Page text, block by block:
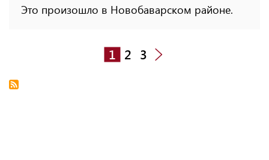
Это произошло в Новобаварском районе.
1 2 3